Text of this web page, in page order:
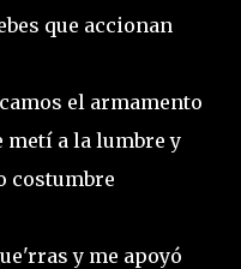
que accionan
el armamento
metí a la lumbre y
costumbre
y me apoyó